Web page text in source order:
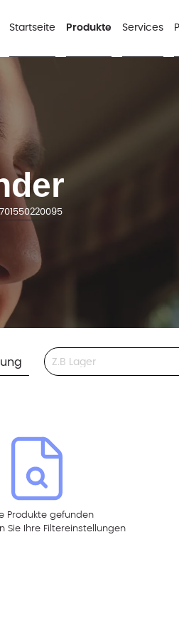
Startseite Produkte Services
701550220095
This is a search field with an
Produkte gefunden
Sie Ihre Filtereinstellungen